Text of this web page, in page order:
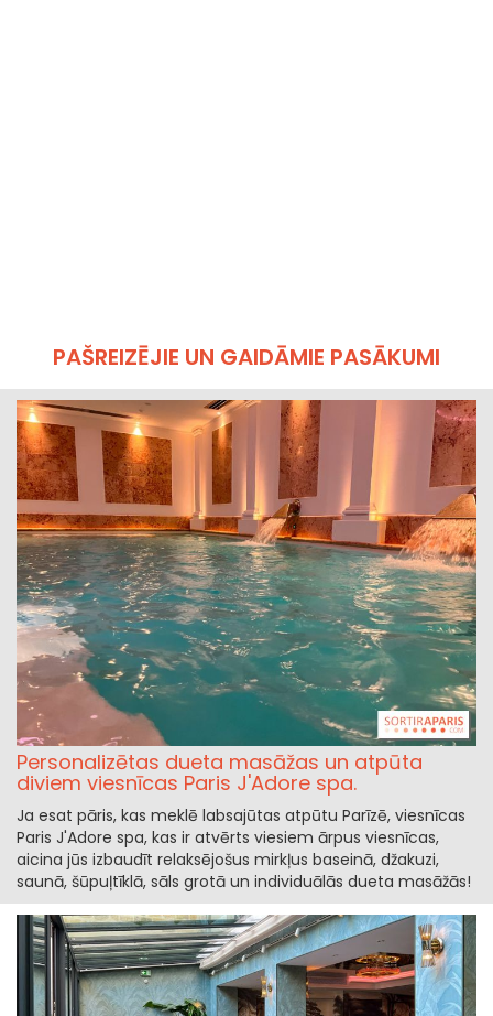
PAŠREIZĒJIE UN GAIDĀMIE PASĀKUMI
Personalizētas dueta masāžas un atpūta
diviem viesnīcas Paris J'Adore spa.
Ja esat pāris, kas meklē labsajūtas atpūtu Parīzē, viesnīcas
Paris J'Adore spa, kas ir atvērts viesiem ārpus viesnīcas,
aicina jūs izbaudīt relaksējošus mirkļus baseinā, džakuzi,
saunā, šūpuļtīklā, sāls grotā un individuālās dueta masāžās!